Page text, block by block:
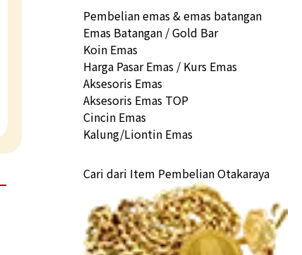
Pembelian emas & emas batangan
Emas Batangan / Gold Bar
Koin Emas
Harga Pasar Emas / Kurs Emas
Aksesoris Emas
Aksesoris Emas TOP
Cincin Emas
Kalung/Liontin Emas
Cari dari Item Pembelian Otakaraya